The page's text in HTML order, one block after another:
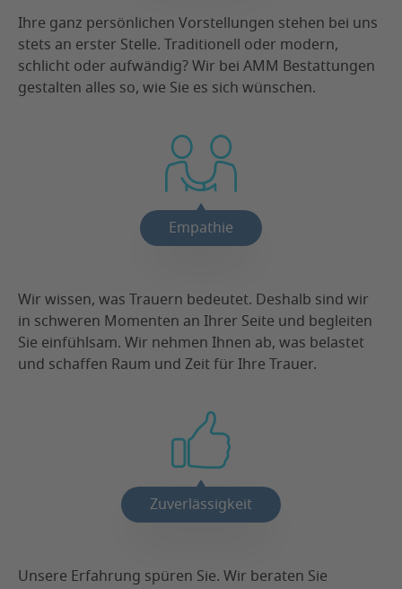
Ihre ganz persönlichen Vorstellungen stehen bei uns
stets an erster Stelle. Traditionell oder modern,
schlicht oder aufwändig? Wir bei AMM Bestattungen
gestalten alles so, wie Sie es sich wünschen.
Empathie
Wir wissen, was Trauern bedeutet. Deshalb sind wir
in schweren Momenten an Ihrer Seite und begleiten
Sie einfühlsam. Wir nehmen Ihnen ab, was belastet
und schaffen Raum und Zeit für Ihre Trauer.
Zuverlässigkeit
Unsere Erfahrung spüren Sie. Wir beraten Sie